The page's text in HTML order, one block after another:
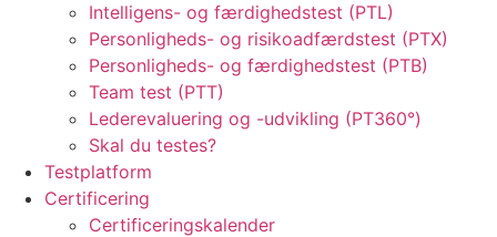
Intelligens- og færdighedstest (PTL)
Personligheds- og risikoadfærdstest (PTX)
Personligheds- og færdighedstest (PTB)
Team test (PTT)
Lederevaluering og -udvikling (PT360°)
Skal du testes?
Testplatform
Certificering
Certificeringskalender